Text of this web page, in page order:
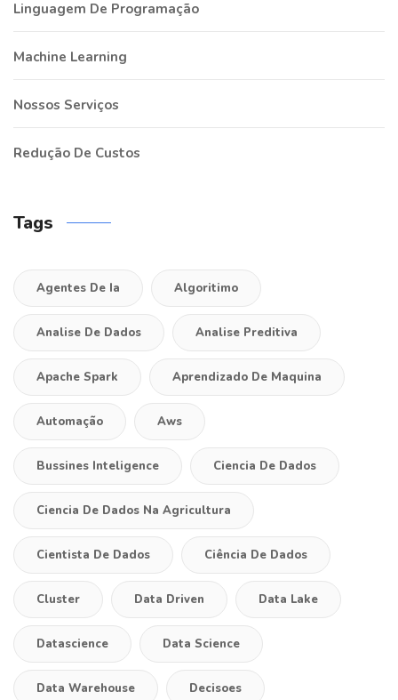
Linguagem De Programação
Machine Learning
Nossos Serviços
Redução De Custos
Tags
Agentes De Ia Algoritimo
Analise De Dados Analise Preditiva
Apache Spark Aprendizado De Maquina
Automação Aws
Bussines Inteligence Ciencia De Dados
Ciencia De Dados Na Agricultura
Cientista De Dados Ciência De Dados
Cluster Data Driven Data Lake
Datascience Data Science
Data Warehouse Decisoes